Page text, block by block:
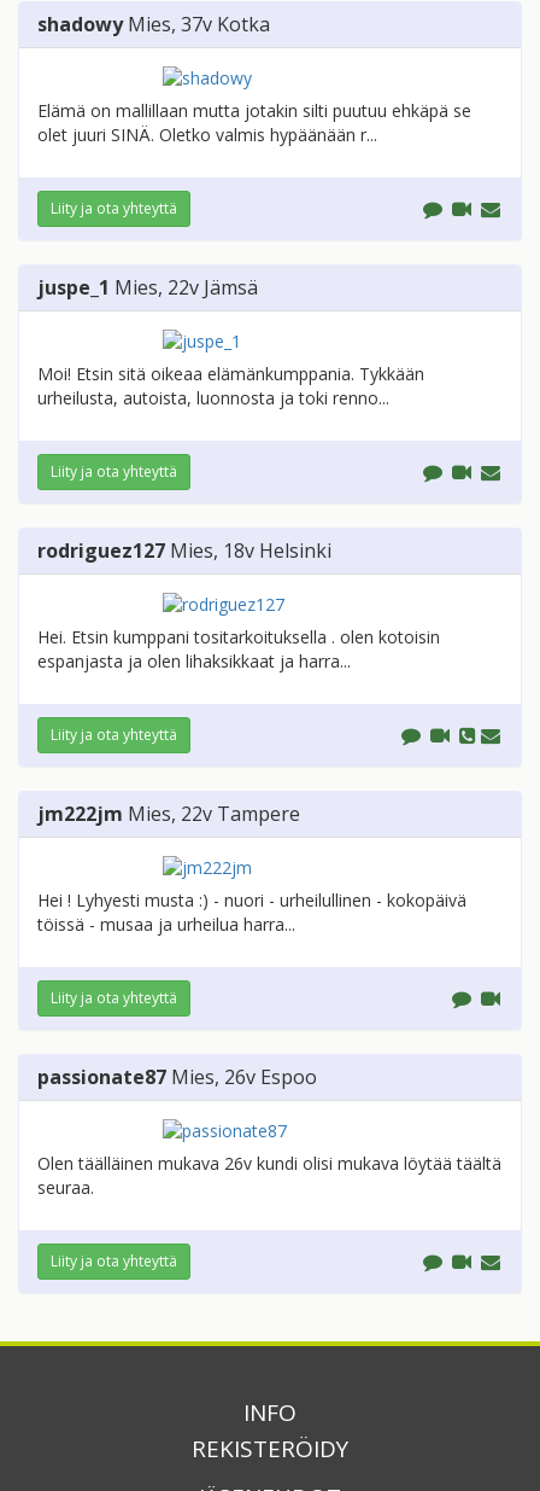
shadowy Mies, 37v Kotka
Elämä on mallillaan mutta jotakin silti puutuu ehkäpä se
olet juuri SINÄ. Oletko valmis hypäänään r...
Liity ja ota yhteyttä
juspe_1 Mies, 22v Jämsä
Moi! Etsin sitä oikeaa elämänkumppania. Tykkään
urheilusta, autoista, luonnosta ja toki renno...
Liity ja ota yhteyttä
rodriguez127 Mies, 18v Helsinki
Hei. Etsin kumppani tositarkoituksella . olen kotoisin
espanjasta ja olen lihaksikkaat ja harra...
Liity ja ota yhteyttä
jm222jm Mies, 22v Tampere
Hei ! Lyhyesti musta :) - nuori - urheilullinen - kokopäivä
töissä - musaa ja urheilua harra...
Liity ja ota yhteyttä
passionate87 Mies, 26v Espoo
Olen täälläinen mukava 26v kundi olisi mukava löytää täältä
seuraa.
Liity ja ota yhteyttä
INFO
REKISTERÖIDY